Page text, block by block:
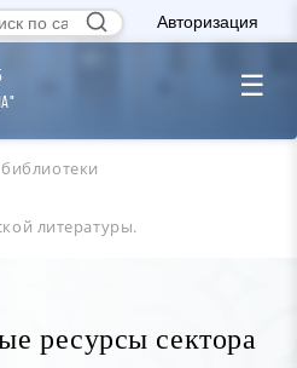
Авторизация
☰
литературы.
ресурсы сектора